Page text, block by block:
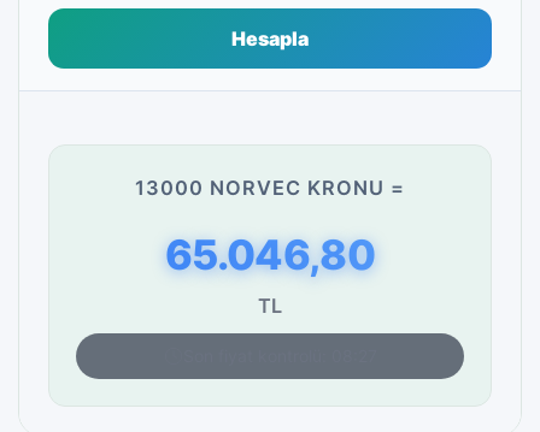
Hesapla
13000 NORVEC KRONU =
65.046,80
TL